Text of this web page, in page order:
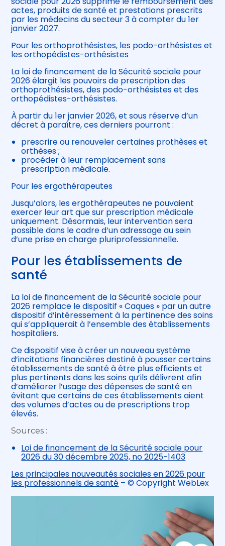
actes, produits de santé et prestations prescrits
par les médecins du secteur 3 à compter du 1er
janvier 2027.
Pour les orthoprothésistes, les podo-orthésistes et
les orthopédistes-orthésistes
La loi de financement de la Sécurité sociale pour
2026 élargit les pouvoirs de prescription des
orthoprothésistes, des podo-orthésistes et des
orthopédistes-orthésistes.
À partir du 1er janvier 2026, et sous réserve d’un
décret à paraître, ces derniers pourront :
prescrire ou renouveler certaines prothèses et
orthèses ;
procéder à leur remplacement sans
prescription médicale.
Pour les ergothérapeutes
Jusqu’alors, les ergothérapeutes ne pouvaient
exercer leur art que sur prescription médicale
uniquement. Désormais, leur intervention sera
possible dans le cadre d’un adressage au sein
d’une prise en charge pluriprofessionnelle.
Pour les établissements de
santé
La loi de financement de la Sécurité sociale pour
2026 remplace le dispositif « Caques » par un autre
dispositif d’intéressement à la pertinence des soins
qui s’appliquerait à l’ensemble des établissements
hospitaliers.
Ce dispositif vise à créer un nouveau système
d’incitations financières destiné à pousser certains
établissements de santé à être plus efficients et
plus pertinents dans les soins qu’ils délivrent afin
d’améliorer l’usage des dépenses de santé en
évitant que certains de ces établissements aient
des volumes d’actes ou de prescriptions trop
élevés.
Sources :
Loi de financement de la Sécurité sociale pour
2026 du 30 décembre 2025, no 2025-1403
Les principales nouveautés sociales en 2026 pour
les professionnels de santé – © Copyright WebLex